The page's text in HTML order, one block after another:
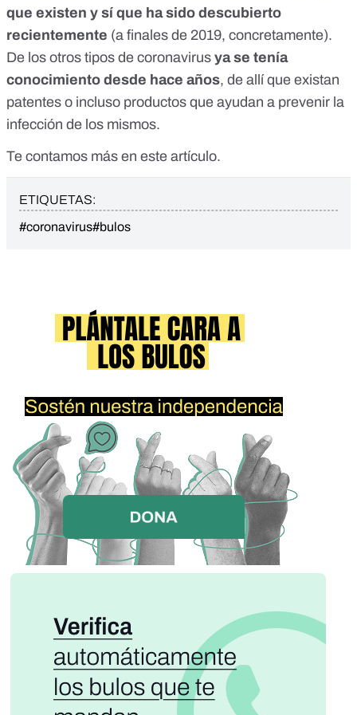
que existen y sí que ha sido descubierto
recientemente (a finales de 2019, concretamente).
De los otros tipos de coronavirus ya se tenía
conocimiento desde hace años, de allí que existan
patentes o incluso productos que ayudan a prevenir la
infección de los mismos.
Te contamos más en este artículo.
ETIQUETAS:
#coronavirus#bulos